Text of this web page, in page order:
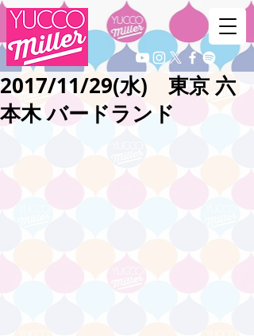
2017/11/29(水) 東京 六
本木 バードランド